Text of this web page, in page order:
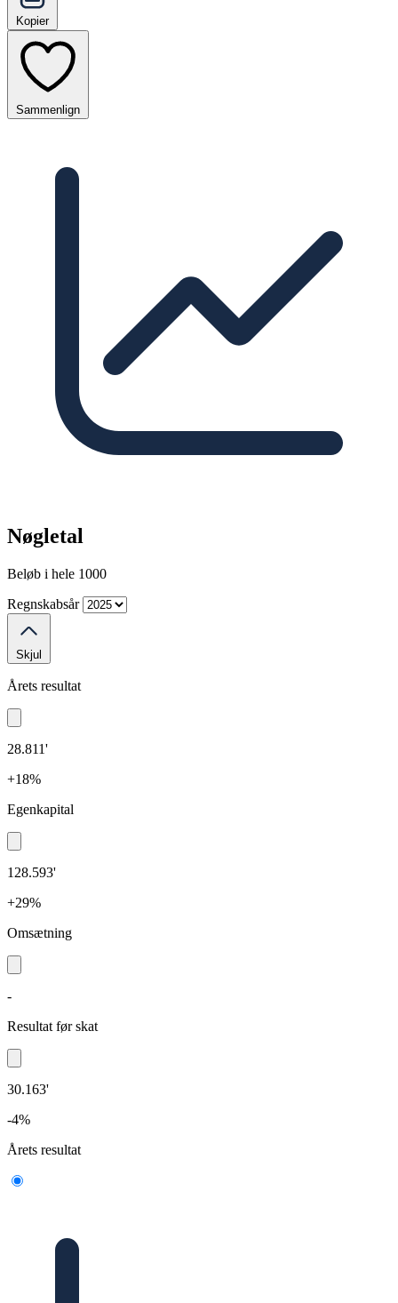
Kopier
Sammenlign
Nøgletal
Beløb i hele 1000
Regnskabsår
Skjul
Årets resultat
28.811'
+18%
Egenkapital
128.593'
+29%
Omsætning
-
Resultat før skat
30.163'
-4%
Årets resultat